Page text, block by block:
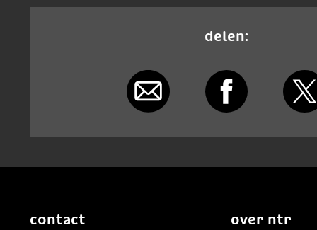
delen:
contact
over ntr